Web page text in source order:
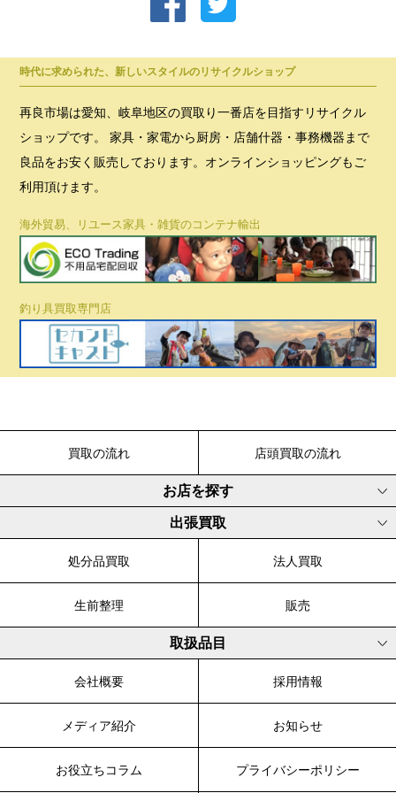
時代に求められた、新しいスタイルのリサイクルショップ
再良市場は愛知、岐阜地区の買取り一番店を目指すリサイクル
ショップです。 家具・家電から厨房・店舗什器・事務機器まで
良品をお安く販売しております。オンラインショッピングもご
利用頂けます。
海外貿易、リユース家具・雑貨のコンテナ輸出
釣り具買取専門店
買取の流れ 店頭買取の流れ
お店を探す
出張買取
処分品買取 法人買取
生前整理 販売
取扱品目
会社概要 採用情報
メディア紹介 お知らせ
お役立ちコラム プライバシーポリシー